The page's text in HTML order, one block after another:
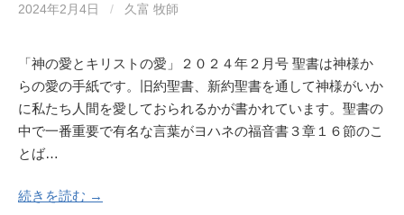
2024年2月4日 / 久富 牧師
「神の愛とキリストの愛」２０２４年２月号 聖書は神様か
らの愛の手紙です。旧約聖書、新約聖書を通して神様がいか
に私たち人間を愛しておられるかが書かれています。聖書の
中で一番重要で有名な言葉がヨハネの福音書３章１６節のこ
とば…
続きを読む →